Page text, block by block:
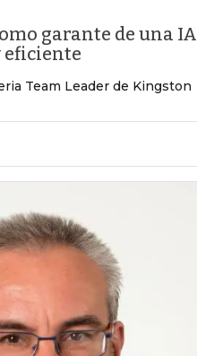
garante de una IA
eficiente
Team Leader de Kingston